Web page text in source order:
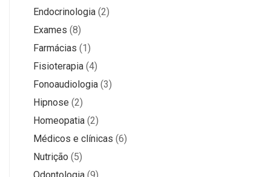
Endocrinologia (2)
Exames (8)
Farmácias (1)
Fisioterapia (4)
Fonoaudiologia (3)
Hipnose (2)
Homeopatia (2)
Médicos e clínicas (6)
Nutrição (5)
Odontologia (9)